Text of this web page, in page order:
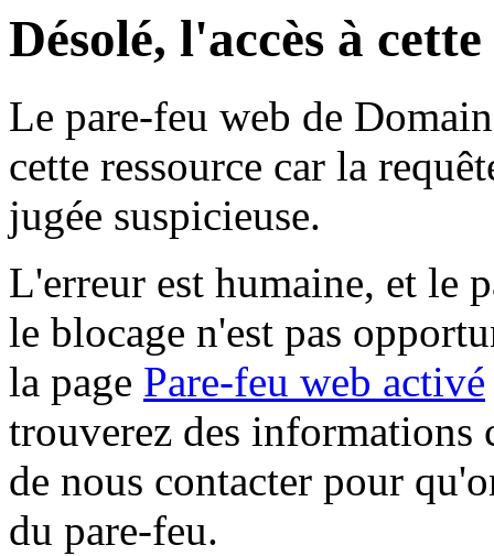
Désolé, l'accès à
Le pare-feu web de
cette ressource car la
jugée suspicieuse.
L'erreur est humaine, et le
le blocage n'est pas
la page Pare-feu web activé
trouverez des informations
de nous contacter pour
du pare-feu.